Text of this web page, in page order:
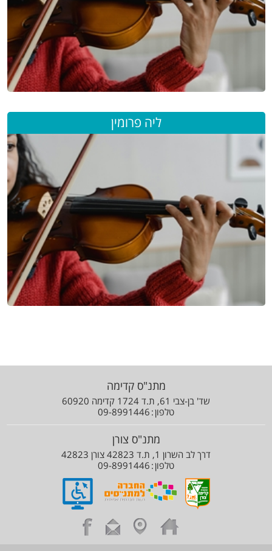
ליה פרומין
מתנ"ס קדימה
שד' בן-צבי 61, ת.ד 1724 קדימה 60920
טלפון 09-8991446
מתנ"ס צורן
דרך לב השרון 1, ת.ד 42823 צורן 42823
טלפון 09-8991446